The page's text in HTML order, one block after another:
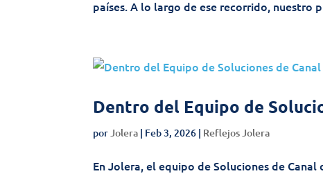
países. A lo largo de ese recorrido, nuestro
Dentro del Equipo de
porJolera | Feb 3, 2026 | Reflejos Jolera
En Jolera, el equipo de Soluciones de